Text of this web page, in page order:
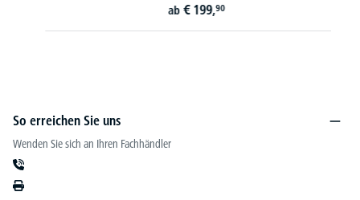
€ 199,90
So erreichen Sie uns
Wenden Sie sich an Ihren Fachhändler